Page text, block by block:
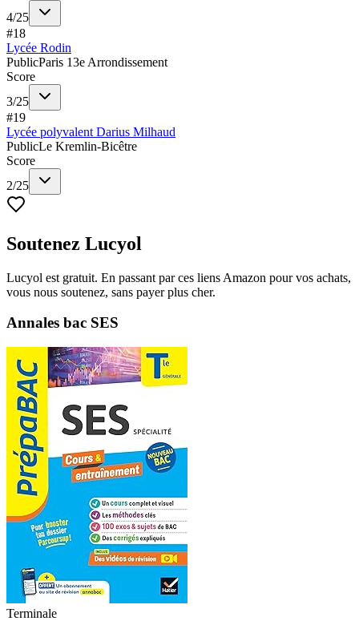
4/25
#18
Lycée Rodin
PublicParis 13e Arrondissement
Score
3/25
#19
Lycée polyvalent Darius Milhaud
PublicLe Kremlin-Bicêtre
Score
2/25
Soutenez Lucyol
Lucyol est gratuit. En passant par ces liens Amazon pour vos achats,
vous nous soutenez, sans payer plus cher.
Annales bac SES
Terminale